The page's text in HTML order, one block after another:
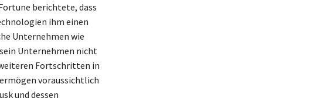
berichtete, dass
ihm einen
Unternehmen wie
Unternehmen nicht
Fortschritten in
voraussichtlich
und dessen